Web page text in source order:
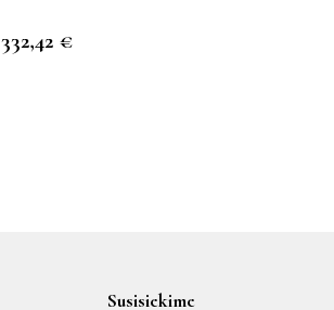
332,42 €
Susisiekime